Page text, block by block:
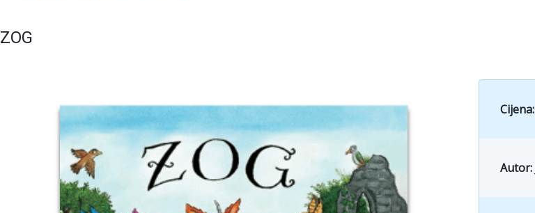
ZOG
Cijena:
Autor: